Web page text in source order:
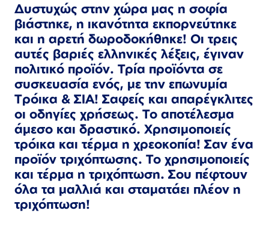
Δυστυχώς στην χώρα μας η σοφία
βιάστηκε, η ικανότητα εκπορνεύτηκε
και η αρετή δωροδοκήθηκε! Οι τρεις
αυτές βαριές ελληνικές λέξεις, έγιναν
πολιτικό προϊόν. Τρία προϊόντα σε
συσκευασία ενός, με την επωνυμία
Tρόικα & ΣΙΑ! Σαφείς και απαρέγκλιτες
οι οδηγίες χρήσεως. Το αποτέλεσμα
άμεσο και δραστικό. Χρησιμοποιείς
τρόικα και τέρμα η χρεοκοπία! Σαν ένα
προϊόν τριχόπτωσης. Το χρησιμοποιείς
και τέρμα η τριχόπτωση. Σου πέφτουν
όλα τα μαλλιά και σταματάει πλέον η
τριχόπτωση!